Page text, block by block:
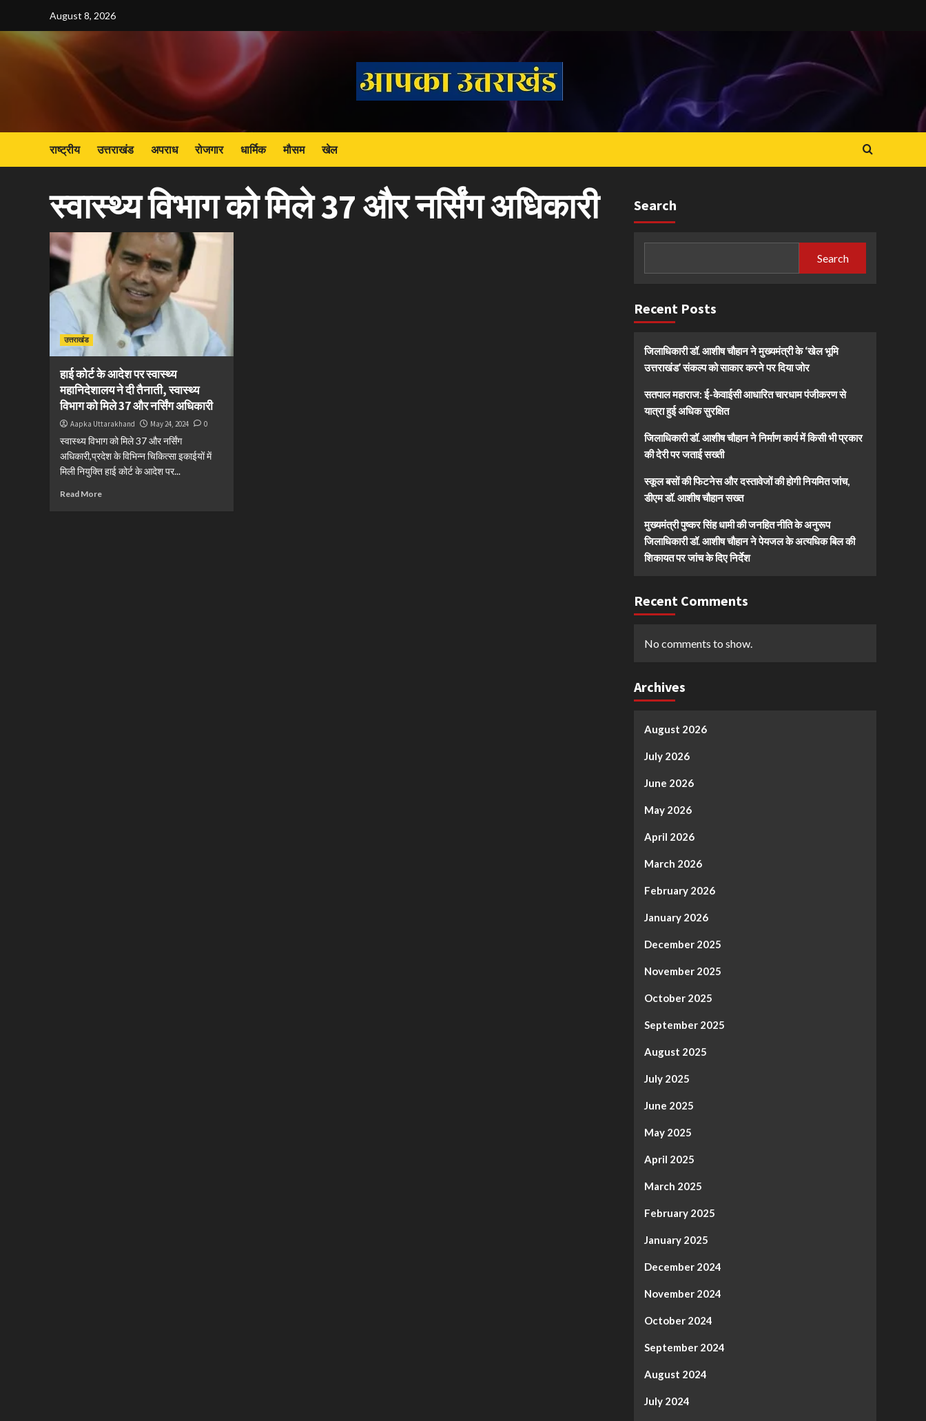
content
August 8, 2026
राष्ट्रीय उत्तराखंड अपराध रोजगार धार्मिक मौसम खेल
स्वास्थ्य विभाग को मिले 37 और नर्सिंग अधिकारी
उत्तराखंड
हाई कोर्ट के आदेश पर स्वास्थ्य
महानिदेशालय ने दी तैनाती, स्वास्थ्य
विभाग को मिले 37 और नर्सिंग अधिकारी
Aapka Uttarakhand May 24, 2024 0
स्वास्थ्य विभाग को मिले 37 और नर्सिंग
अधिकारी,प्रदेश के विभिन्न चिकित्सा इकाईयों में
मिली नियुक्ति हाई कोर्ट के आदेश पर...
Read More
Search
Search
Recent Posts
जिलाधिकारी डॉ. आशीष चौहान ने मुख्यमंत्री के ‘खेल भूमि
उत्तराखंड’ संकल्प को साकार करने पर दिया जोर
सतपाल महाराज: ई-केवाईसी आधारित चारधाम पंजीकरण से
यात्रा हुई अधिक सुरक्षित
जिलाधिकारी डॉ. आशीष चौहान ने निर्माण कार्य में किसी भी प्रकार
की देरी पर जताई सख्ती
स्कूल बसों की फिटनेस और दस्तावेजों की होगी नियमित जांच,
डीएम डॉ. आशीष चौहान सख्त
मुख्यमंत्री पुष्कर सिंह धामी की जनहित नीति के अनुरूप
जिलाधिकारी डॉ. आशीष चौहान ने पेयजल के अत्यधिक बिल की
शिकायत पर जांच के दिए निर्देश
Recent Comments
No comments to show.
Archives
August 2026
July 2026
June 2026
May 2026
April 2026
March 2026
February 2026
January 2026
December 2025
November 2025
October 2025
September 2025
August 2025
July 2025
June 2025
May 2025
April 2025
March 2025
February 2025
January 2025
December 2024
November 2024
October 2024
September 2024
August 2024
July 2024